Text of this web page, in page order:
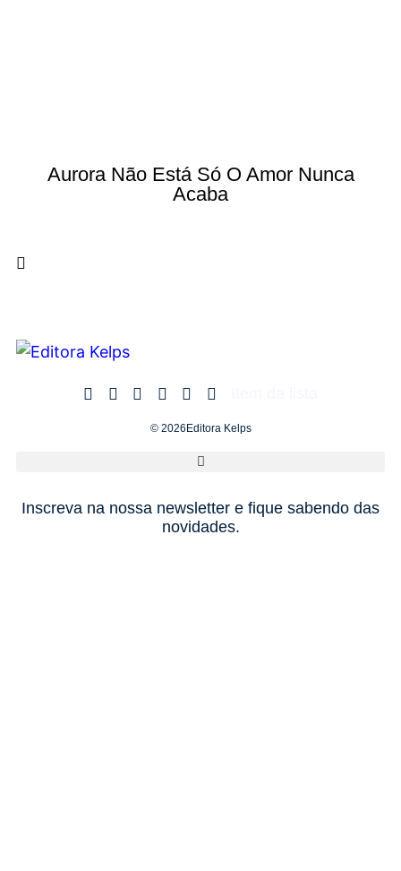
Aurora Não Está Só O Amor Nunca
Acaba
© 2026Editora Kelps
Inscreva na nossa newsletter e fique sabendo das
novidades.